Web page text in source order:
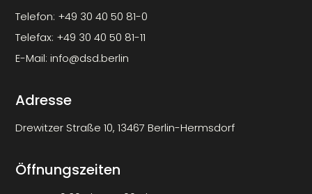
Telefon: +49 30 40 50 81-0
Telefax: +49 30 40 50 81-11
E-Mail:info@dsd.berlin
Adresse
Drewitzer Straße 10, 13467 Berlin-Hermsdorf
Öffnungszeiten